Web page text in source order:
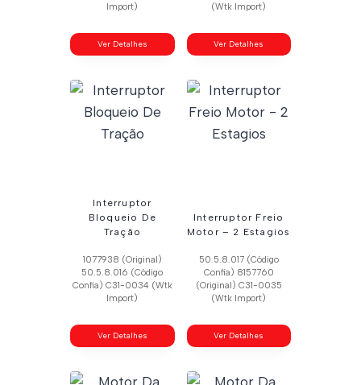
Import)
Ver Detalhes
(Wtk Import)
Ver Detalhes
Interruptor
Bloqueio De
Tração
1077938 (Original)
50.5.8.016 (Código
Confia) C31-0034 (Wtk
Import)
Ver Detalhes
Interruptor Freio
Motor – 2 Estagios
50.5.8.017 (Código
Confia) 8157760
(Original) C31-0035
(Wtk Import)
Ver Detalhes